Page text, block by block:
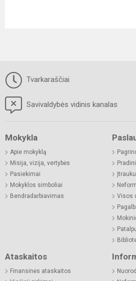
Tvarkaraščiai
Savivaldybės vidinis kanalas
Mokykla
Apie mokyklą
Misija, vizija, vertybės
Pasiekimai
Mokyklos simboliai
Bendradarbiavimas
Visos
Ataskaitos
Finansinės ataskaitos